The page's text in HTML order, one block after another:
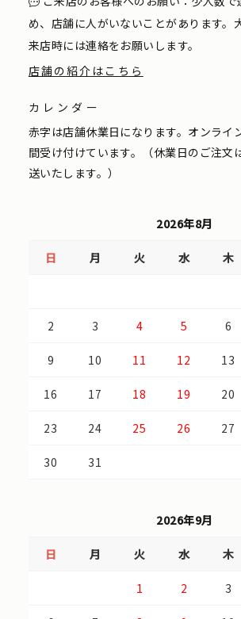
め、店舗に人がいないことがあります。
来店時には連絡をお願いします。
店舗の紹介はこちら
カレンダー
赤字は店舗休業日になります。オンライ
間受け付けています。（休業日のご注文
送いたします。）
2026年8月
日 月 火 水 木
2 3 4 5 6
9 10 11 12 13
16 17 18 19 20
23 24 25 26 27
30 31
2026年9月
日 月 火 水 木
1 2 3